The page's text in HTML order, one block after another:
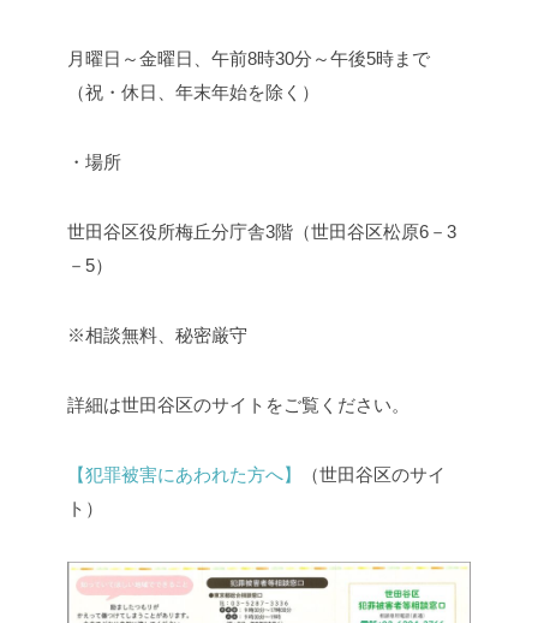
月曜日～金曜日、午前8時30分～午後5時まで
（祝・休日、年末年始を除く）
・場所
世田谷区役所梅丘分庁舎3階（世田谷区松原6－3
－5）
※相談無料、秘密厳守
詳細は世田谷区のサイトをご覧ください。
【犯罪被害にあわれた方へ】
（世田谷区のサイ
ト）